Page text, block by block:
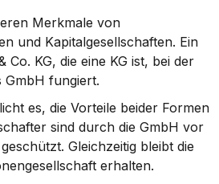
Merkmale von
und Kapitalgesellschaften. Ein
Co. KG, die eine KG ist, bei der
GmbH fungiert.
es, die Vorteile beider Formen
sind durch die GmbH vor
Gleichzeitig bleibt die
erhalten.